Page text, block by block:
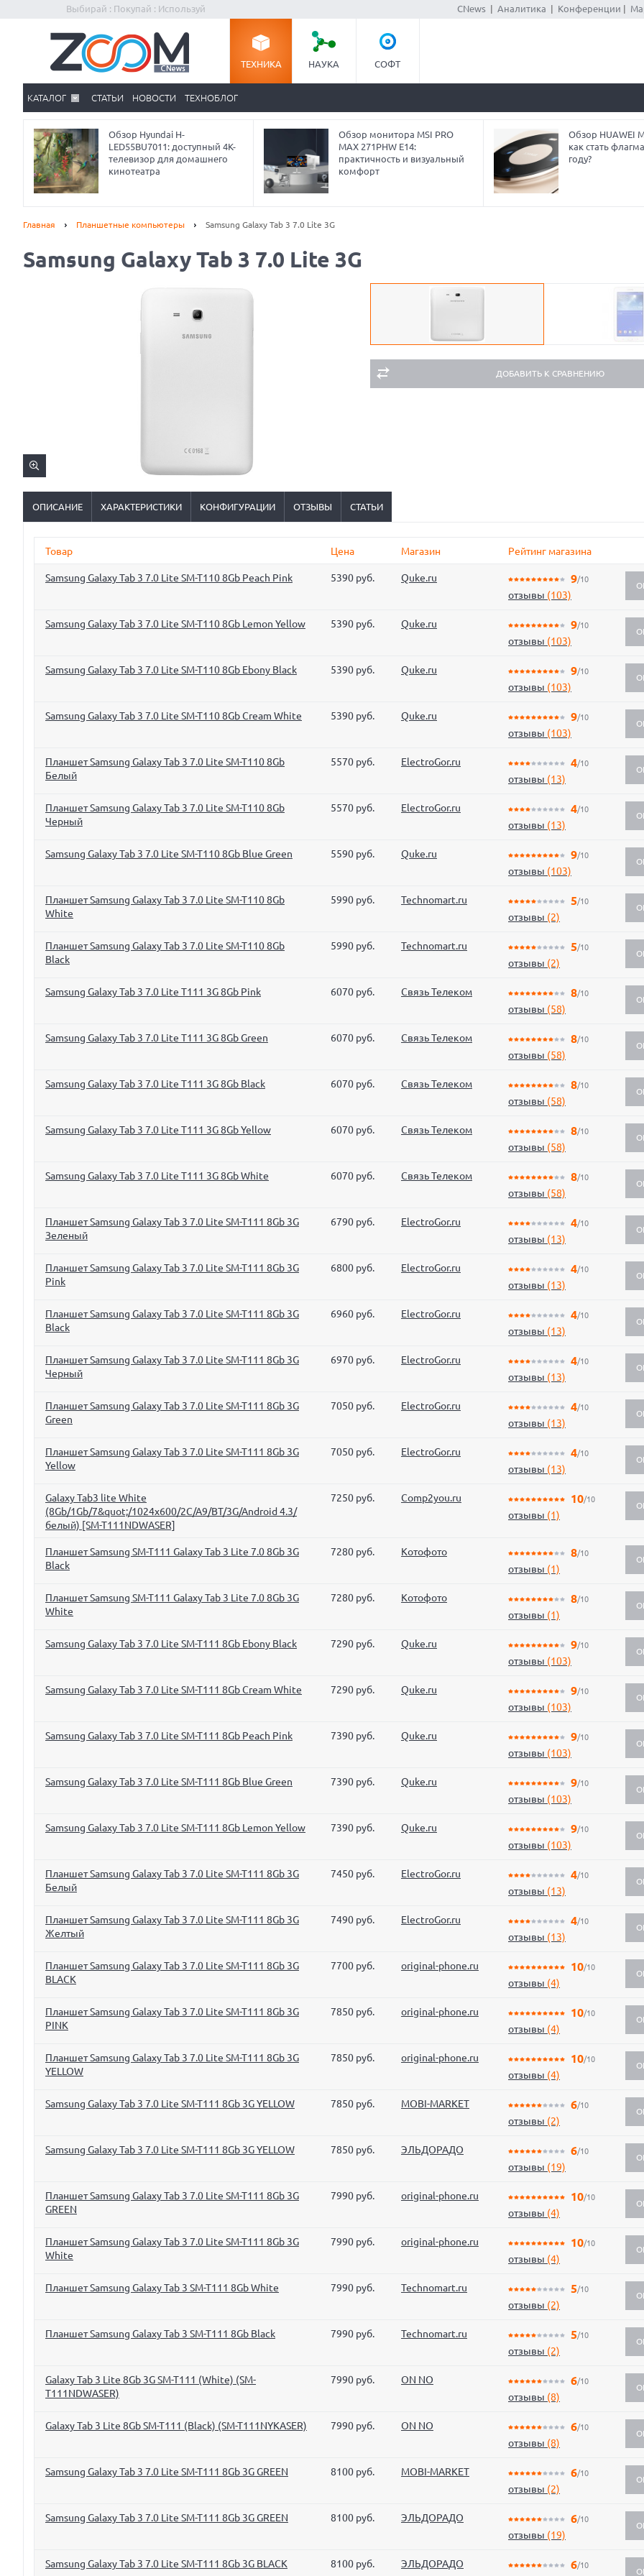
Выбирай : Покупай : Используй CNews| Аналитика Конференции
ТЕХНИКА НАУКА СОФТ
КАТАЛОГ СТАТЬИ НОВОСТИ ТЕХНОБЛОГ
Обзор Hyundai H-
LED55BU7011: доступный 4K-
телевизор для домашнего
кинотеатра
Обзор монитора MSI PRO
MAX 271PHW E14:
практичность и визуальный
комфорт
Обзор HUAWEI
как стать
году?
Главная Планшетные компьютеры Samsung Galaxy Tab 3 7.0 Lite 3G
Samsung Galaxy Tab 3 7.0 Lite 3G
ДОБАВИТЬ К СРАВНЕНИЮ
ОПИСАНИЕ ХАРАКТЕРИСТИКИ КОНФИГУРАЦИИ ОТЗЫВЫ СТАТЬИ
Товар Цена Магазин Рейтинг магазина
Samsung Galaxy Tab 3 7.0 Lite SM-T110 8Gb Peach Pink 5390 руб. Quke.ru 9/10
отзывы (103)
Samsung Galaxy Tab 3 7.0 Lite SM-T110 8Gb Lemon Yellow 5390 руб. Quke.ru 9/10
отзывы (103)
Samsung Galaxy Tab 3 7.0 Lite SM-T110 8Gb Ebony Black 5390 руб. Quke.ru 9/10
отзывы (103)
Samsung Galaxy Tab 3 7.0 Lite SM-T110 8Gb Cream White 5390 руб. Quke.ru 9/10
отзывы (103)
Планшет Samsung Galaxy Tab 3 7.0 Lite SM-T110 8Gb
Белый
5570 руб. ElectroGor.ru 4/10
отзывы (13)
Планшет Samsung Galaxy Tab 3 7.0 Lite SM-T110 8Gb
Черный
5570 руб. ElectroGor.ru 4/10
отзывы (13)
Samsung Galaxy Tab 3 7.0 Lite SM-T110 8Gb Blue Green 5590 руб. Quke.ru 9/10
отзывы (103)
Планшет Samsung Galaxy Tab 3 7.0 Lite SM-T110 8Gb
White
5990 руб. Technomart.ru 5/10
отзывы (2)
Планшет Samsung Galaxy Tab 3 7.0 Lite SM-T110 8Gb
Black
5990 руб. Technomart.ru 5/10
отзывы (2)
Samsung Galaxy Tab 3 7.0 Lite T111 3G 8Gb Pink 6070 руб. Связь Телеком 8/10
отзывы (58)
Samsung Galaxy Tab 3 7.0 Lite T111 3G 8Gb Green 6070 руб. Связь Телеком 8/10
отзывы (58)
Samsung Galaxy Tab 3 7.0 Lite T111 3G 8Gb Black 6070 руб. Связь Телеком 8/10
отзывы (58)
Samsung Galaxy Tab 3 7.0 Lite T111 3G 8Gb Yellow 6070 руб. Связь Телеком 8/10
отзывы (58)
Samsung Galaxy Tab 3 7.0 Lite T111 3G 8Gb White 6070 руб. Связь Телеком 8/10
отзывы (58)
Планшет Samsung Galaxy Tab 3 7.0 Lite SM-T111 8Gb 3G
Зеленый
6790 руб. ElectroGor.ru 4/10
отзывы (13)
Планшет Samsung Galaxy Tab 3 7.0 Lite SM-T111 8Gb 3G
Pink
6800 руб. ElectroGor.ru 4/10
отзывы (13)
Планшет Samsung Galaxy Tab 3 7.0 Lite SM-T111 8Gb 3G
Black
6960 руб. ElectroGor.ru 4/10
отзывы (13)
Планшет Samsung Galaxy Tab 3 7.0 Lite SM-T111 8Gb 3G
Черный
6970 руб. ElectroGor.ru 4/10
отзывы (13)
Планшет Samsung Galaxy Tab 3 7.0 Lite SM-T111 8Gb 3G
Green
7050 руб. ElectroGor.ru 4/10
отзывы (13)
Планшет Samsung Galaxy Tab 3 7.0 Lite SM-T111 8Gb 3G
Yellow
7050 руб. ElectroGor.ru 4/10
отзывы (13)
Galaxy Tab3 lite White
(8Gb/1Gb/7&quot;/1024x600/2C/A9/BT/3G/Android 4.3/
белый) [SM-T111NDWASER]
7250 руб. Comp2you.ru 10/10
отзывы (1)
Планшет Samsung SM-T111 Galaxy Tab 3 Lite 7.0 8Gb 3G
Black
7280 руб. Котофото 8/10
отзывы (1)
Планшет Samsung SM-T111 Galaxy Tab 3 Lite 7.0 8Gb 3G
White
7280 руб. Котофото 8/10
отзывы (1)
Samsung Galaxy Tab 3 7.0 Lite SM-T111 8Gb Ebony Black 7290 руб. Quke.ru 9/10
отзывы (103)
Samsung Galaxy Tab 3 7.0 Lite SM-T111 8Gb Cream White 7290 руб. Quke.ru 9/10
отзывы (103)
Samsung Galaxy Tab 3 7.0 Lite SM-T111 8Gb Peach Pink 7390 руб. Quke.ru 9/10
отзывы (103)
Samsung Galaxy Tab 3 7.0 Lite SM-T111 8Gb Blue Green 7390 руб. Quke.ru 9/10
отзывы (103)
Samsung Galaxy Tab 3 7.0 Lite SM-T111 8Gb Lemon Yellow 7390 руб. Quke.ru 9/10
отзывы (103)
Планшет Samsung Galaxy Tab 3 7.0 Lite SM-T111 8Gb 3G
Белый
7450 руб. ElectroGor.ru 4/10
отзывы (13)
Планшет Samsung Galaxy Tab 3 7.0 Lite SM-T111 8Gb 3G
Желтый
7490 руб. ElectroGor.ru 4/10
отзывы (13)
Планшет Samsung Galaxy Tab 3 7.0 Lite SM-T111 8Gb 3G
BLACK
7700 руб. original-phone.ru 10/10
отзывы (4)
Планшет Samsung Galaxy Tab 3 7.0 Lite SM-T111 8Gb 3G
PINK
7850 руб. original-phone.ru 10/10
отзывы (4)
Планшет Samsung Galaxy Tab 3 7.0 Lite SM-T111 8Gb 3G
YELLOW
7850 руб. original-phone.ru 10/10
отзывы (4)
Samsung Galaxy Tab 3 7.0 Lite SM-T111 8Gb 3G YELLOW 7850 руб. MOBI-MARKET 6/10
отзывы (2)
Samsung Galaxy Tab 3 7.0 Lite SM-T111 8Gb 3G YELLOW 7850 руб. ЭЛЬДОРАДО 6/10
отзывы (19)
Планшет Samsung Galaxy Tab 3 7.0 Lite SM-T111 8Gb 3G
GREEN
7990 руб. original-phone.ru 10/10
отзывы (4)
Планшет Samsung Galaxy Tab 3 7.0 Lite SM-T111 8Gb 3G
White
7990 руб. original-phone.ru 10/10
отзывы (4)
Планшет Samsung Galaxy Tab 3 SM-T111 8Gb White 7990 руб. Technomart.ru 5/10
отзывы (2)
Планшет Samsung Galaxy Tab 3 SM-T111 8Gb Black 7990 руб. Technomart.ru 5/10
отзывы (2)
Galaxy Tab 3 Lite 8Gb 3G SM-T111 (White) (SM-
T111NDWASER)
7990 руб. ON NO 6/10
отзывы (8)
Galaxy Tab 3 Lite 8Gb SM-T111 (Black) (SM-T111NYKASER) 7990 руб. ON NO 6/10
отзывы (8)
Samsung Galaxy Tab 3 7.0 Lite SM-T111 8Gb 3G GREEN 8100 руб. MOBI-MARKET 6/10
отзывы (2)
Samsung Galaxy Tab 3 7.0 Lite SM-T111 8Gb 3G GREEN 8100 руб. ЭЛЬДОРАДО 6/10
отзывы (19)
Samsung Galaxy Tab 3 7.0 Lite SM-T111 8Gb 3G BLACK 8100 руб. ЭЛЬДОРАДО 6/10